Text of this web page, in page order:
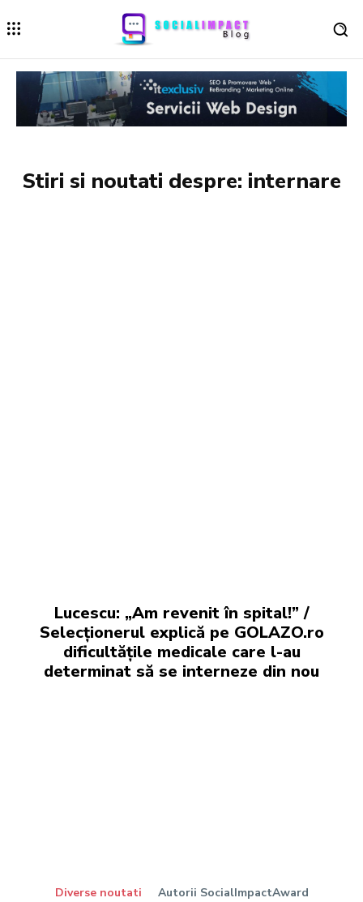
Stiri si noutati despre: internare
Lucescu: „Am revenit în spital!” /
Selecționerul explică pe GOLAZO.ro
dificultățile medicale care l-au
determinat să se interneze din nou
Diverse noutati Autorii SocialImpactAward